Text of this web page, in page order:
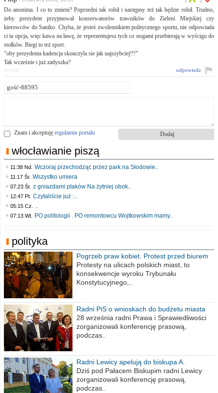
Do anonima. I co to zmieni? Poprzedni tak robił i następny też tak będzie robił. Trudno,
żeby prezydent przyjmował konserwatorów trawników do Zieleni Miejskiej czy
kierowców do Saniko. Chyba, że jesteś zwolennikiem politycznego sportu, nie odpowiada
ci ta opcja, więc kawa na ławę, że reprezentujesz tych co nogami przebierają w wyścigu do
stołków. Biegi to też sport.
"oby prezydenta kadencja skonczyla sie jak najszybciej!!!"
Tak wcześnie i już zadyszka?
odpowiedz
ID:1421
Znam i akceptuję regulamin portalu
włocławianie piszą
11:38 Nd. Wczoraj przechodząc przez park na Słodowie..
11:17 Śr. Wszystko umiera
07:23 Śr. z gniazdami ptaków Na żytniej obok..
12:47 Pt. Czytaliście już :..
05:15 Cz. ..
07:13 Wt. PO politologii . PO remontowcu Wojtkowskim mamy..
polityka
Pogrzeb praw kobiet. Protest przed biurem
poselskim PiS
Protesty na ulicach polskich miast, to
konsekwencje wyroku Trybunału
Konstytucyjnego,..
Radni PiS o wnioskach do budżetu miasta
na 2021 rok
28 września radni Prawa i Sprawiedliwości
zorganizowali konferencję prasową,
podczas..
Radni Lewicy apelują do biskupa A.
Wiesława Meringa
Dziś pod Pałacem Biskupim radni Lewicy
zorganizowali konferencję prasową,
podczas..